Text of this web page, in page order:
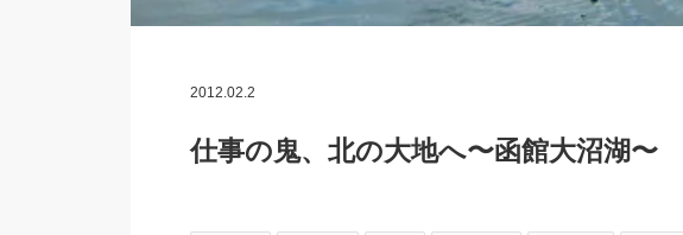
2012.02.2
仕事の鬼、北の大地へ〜函館大沼湖〜